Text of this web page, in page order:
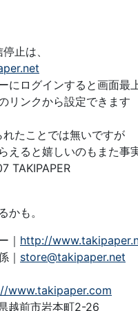
止は、
にログインすると画面最
リンクから設定できます
たことでは無いですが
えると嬉しいのもまた事
TAKIPAPER
かも。
｜ http://
｜ store@takipaper.net
www.takipaper.com
越前市岩本町2-26